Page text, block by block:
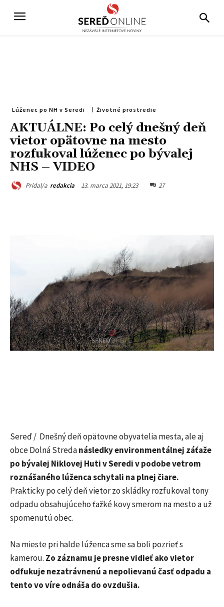
Lúženec po NH v Seredi Životné prostredie
AKTUÁLNE: Po celý dnešný deň
vietor opätovne na mesto
rozfukoval lúženec po bývalej
NHS – VIDEO
Pridal/a redakcia 13. marca 2021, 19:23 27
Sereď / Dnešný deň opätovne obyvatelia mesta, ale aj
obce Dolná Stredanásledky environmentálnej záťaže
po bývalej Niklovej Huti v Seredi v podobe vetrom
roznášaného lúženca schytali na plnej čiare.
Prakticky po celý deň vietor zo skládky rozfukoval tony
odpadu obsahujúceho ťažké kovy smerom na mesto a už
spomenutú obec.
Na mieste pri halde lúženca sme sa boli pozrieť s
kamerou. Zo záznamu je presne vidieť ako vietor
odfukuje nezatrávnenú a nepolievanú časť odpadu a
tento vo víre odnáša do ovzdušia.